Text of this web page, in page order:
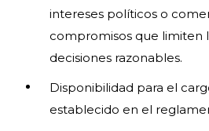
intereses políticos o
compromisos que limiten
decisiones razonables.
Disponibilidad para el
establecido en el